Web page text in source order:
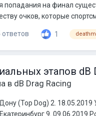
попадания на финал
очков, которые
1
этапов dB
в dB Drag Racing
(Top Dog) 2.
9. 09.06.2019